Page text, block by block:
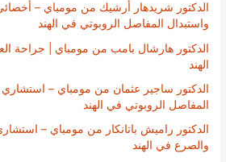
الدكتور شريدهار أرشيك من مومباي –
واستبدال المفاصل الروبوتي في الهند
الدكتور هارشال بامب من مومباي | جراحة
الهند
الدكتور ساجير عثمان من مومباي –
المفاصل الروبوتي في الهند
الدكتور راميش باتانكار من مومباي –
والصرع في الهند